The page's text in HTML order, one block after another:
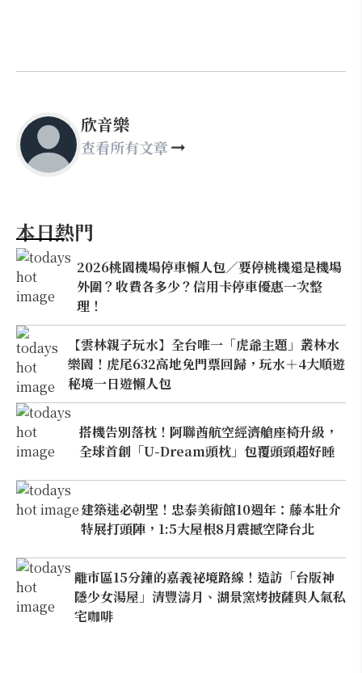
欣音樂
查看所有文章
本日熱門
2026桃園機場停車懶人包／要停桃機還是機場
外圍？收費各多少？信用卡停車優惠一次整
理！
【雲林親子玩水】全台唯一「虎爺主題」叢林水
樂園！虎尾632高地免門票回歸，玩水＋4大順遊
秘境一日遊懶人包
搭機告別落枕！阿聯酋航空經濟艙座椅升級，
全球首創「U-Dream頭枕」包覆頭頸超好睡
建築迷必朝聖！忠泰美術館10週年：藤本壯介
特展打頭陣，1:5大屋根8月震撼空降台北
離市區15分鐘的嘉義祕境路線！造訪「台版神
隱少女湯屋」清豐濤月、湖景窯烤披薩與人氣私
宅咖啡